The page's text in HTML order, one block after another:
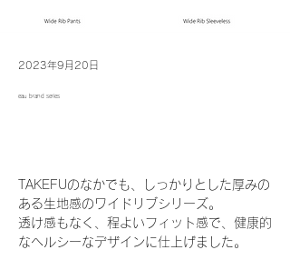
2023年9月20日
eau brand series
TAKEFUのなかでも、しっかりとした厚みの
ある生地感のワイドリブシリーズ。
透け感もなく、程よいフィット感で、健康的
なヘルシーなデザインに仕上げました。